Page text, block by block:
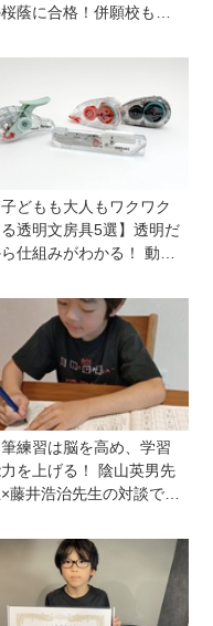
蔭に合格！併願校も魅
けは「睡眠が何より大
いいよ」
子どもも大人もワクワク
透明文房具5選】透明だ
仕組みがわかる！ 動か
練習は脳を高め、学習
を上げる！ 陰山英男先
藤井浩治先生の対談でわ
ん字運筆ドリル』は字
も覚えられる